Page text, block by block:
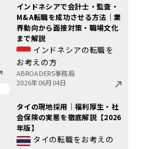
インドネシアで会計士・監査・
M&A転職を成功させる方法｜業
界動向から面接対策・職場文化
まで解説
インドネシアの転職を
お考えの方
ABROADERS事務局
2026年06月04日
タイの現地採用｜福利厚生・社
会保険の実態を徹底解説【2026
年版】
タイの転職をお考えの